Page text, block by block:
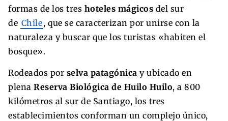
formas de los tres hoteles mágicos del sur
de Chile, que se caracterizan por unirse con la
naturaleza y buscar que los turistas «habiten el
bosque».
Rodeados por selva patagónica y ubicado en
plena Reserva Biológica de Huilo Huilo, a 800
kilómetros al sur de Santiago, los tres
establecimientos conforman un complejo único,